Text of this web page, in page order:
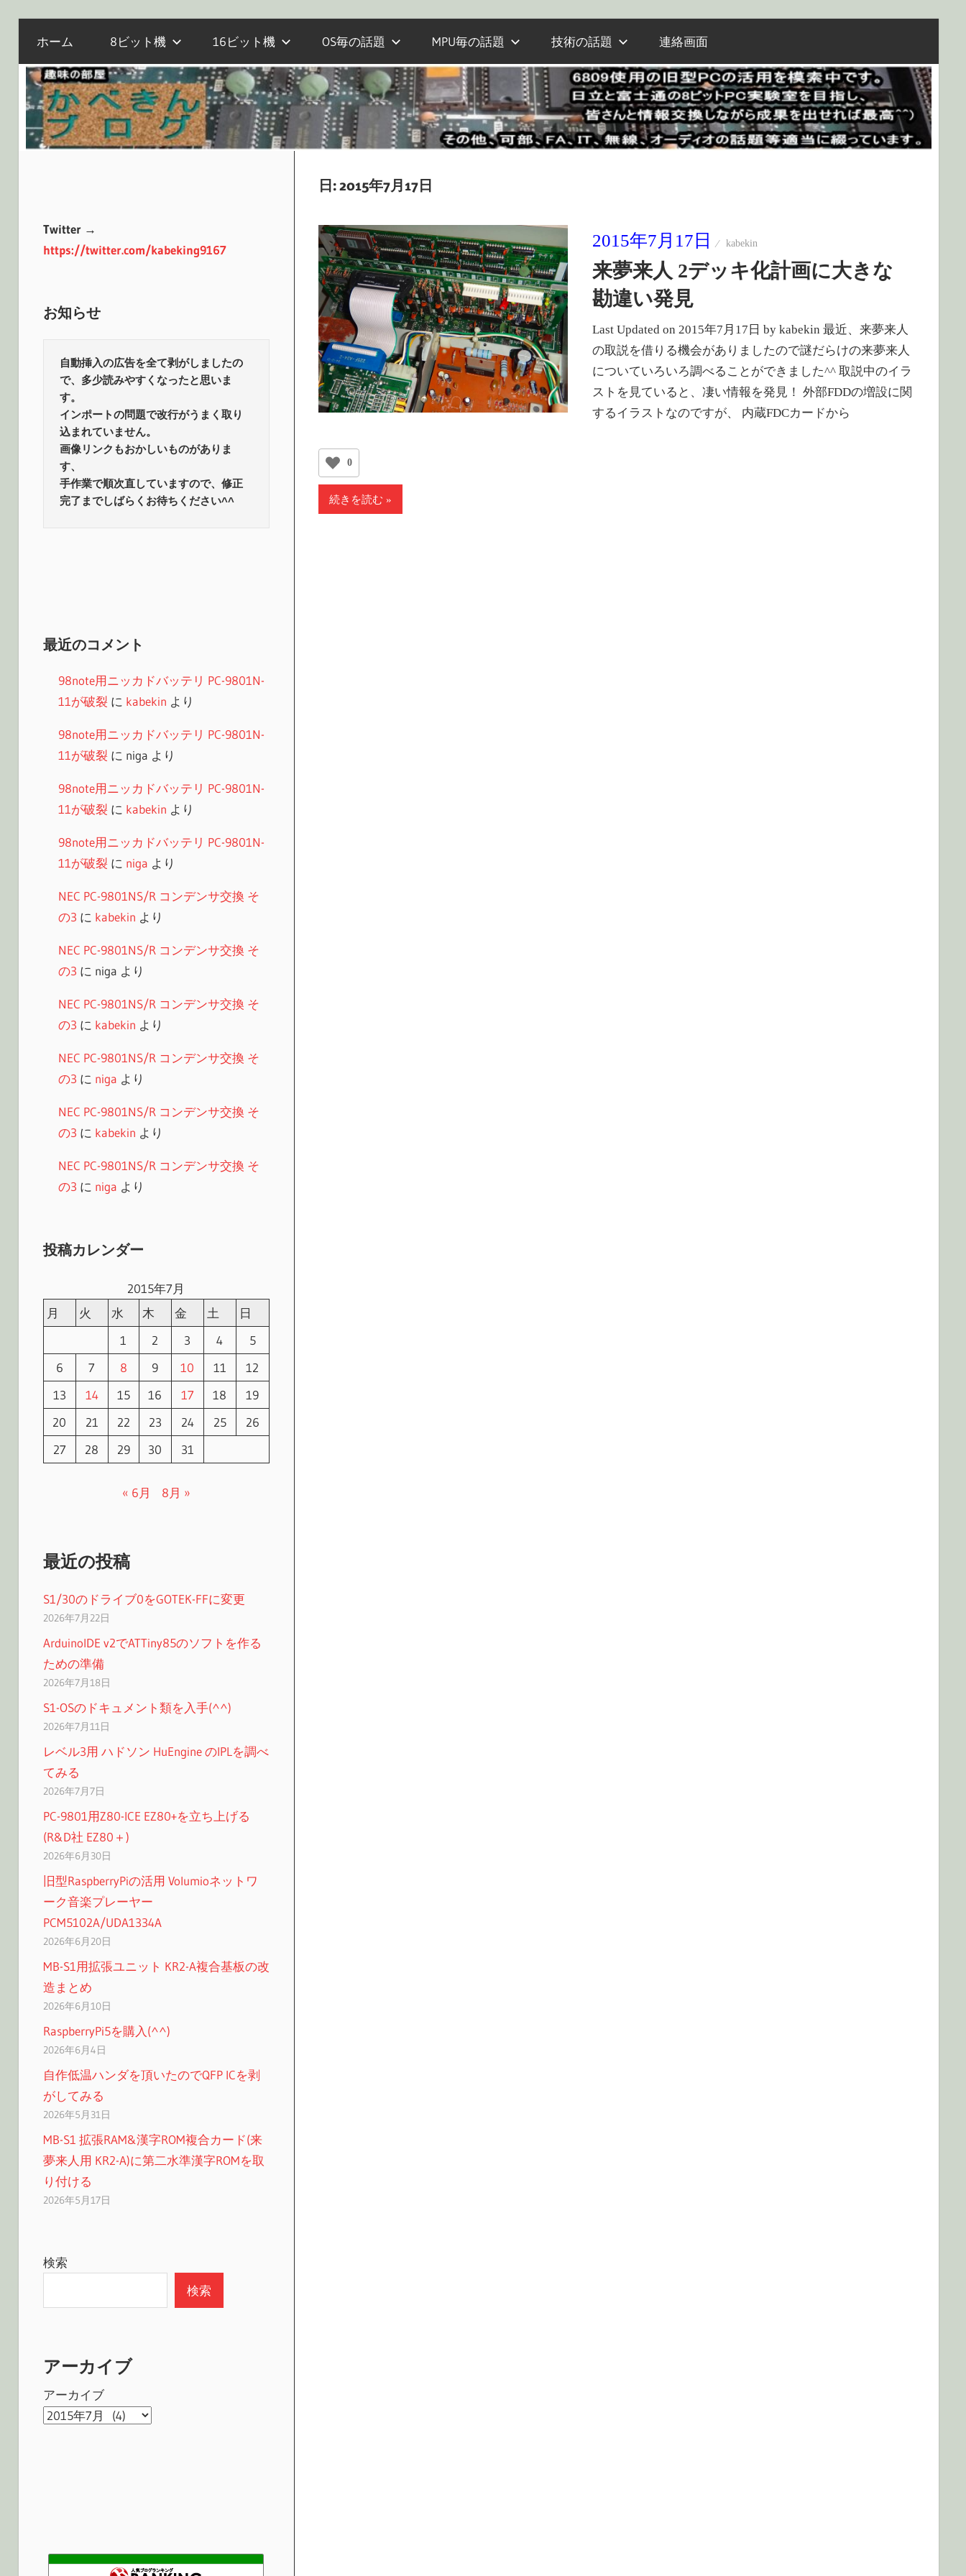
テ
ン
ツ
へ
ス
か
べ
き
ブ
ロ
工
作
と
マ
イ
ホーム 8ビット機 16ビット機 OS毎の話題 MPU毎の話題 技術の話題 連絡画面
日:2015年7月17日
2015年7月17日 kabekin
来夢来人 2デッキ化計画に大きな
勘違い発見
Last Updated on 2015年7月17日 by kabekin 最近、来夢来人
の取説を借りる機会がありましたので謎だらけの来夢来人
についていろいろ調べることができました^^ 取説中のイラ
ストを見ていると、凄い情報を発見！ 外部FDDの増設に関
するイラストなのですが、 内蔵FDCカードから
0
続きを読む
Twitter →
https://twitter.com/kabeking9167
お知らせ
自動挿入の広告を全て剥がしましたの
で、多少読みやすくなったと思いま
す。
インポートの問題で改行がうまく取り
込まれていません。
画像リンクもおかしいものがありま
す、
手作業で順次直していますので、修正
完了までしばらくお待ちください^^
最近のコメント
98note用ニッカドバッテリ PC-9801N-
11が破裂に kabekin より
98note用ニッカドバッテリ PC-9801N-
11が破裂に niga より
98note用ニッカドバッテリ PC-9801N-
11が破裂に kabekin より
98note用ニッカドバッテリ PC-9801N-
11が破裂に niga より
NEC PC-9801NS/R コンデンサ交換 そ
の3 に kabekin より
NEC PC-9801NS/R コンデンサ交換 そ
の3 に niga より
NEC PC-9801NS/R コンデンサ交換 そ
の3 に kabekin より
NEC PC-9801NS/R コンデンサ交換 そ
の3 に niga より
NEC PC-9801NS/R コンデンサ交換 そ
の3 に kabekin より
NEC PC-9801NS/R コンデンサ交換 そ
の3 に niga より
投稿カレンダー
2015年7月
月
火 水 木 金 土
日
1
2 3 4
5
6
7 8 9 10 11
12
13
14 15 16 17 18
19
20
21 22 23 24 25
26
27
28 29 30 31
« 6月 8月 »
最近の投稿
S1/30のドライブ0をGOTEK-FFに変更
2026年7月22日
ArduinoIDE v2でATTiny85のソフトを作る
ための準備
2026年7月18日
S1-OSのドキュメント類を入手(^^)
2026年7月11日
レベル3用 ハドソン HuEngine のIPLを調べ
てみる
2026年7月7日
PC-9801用Z80-ICE EZ80+を立ち上げる
(R&D社 EZ80＋)
2026年6月30日
旧型RaspberryPiの活用 Volumioネットワ
ーク音楽プレーヤー
PCM5102A/UDA1334A
2026年6月20日
MB-S1用拡張ユニット KR2-A複合基板の改
造まとめ
2026年6月10日
RaspberryPi5を購入(^^)
2026年6月4日
自作低温ハンダを頂いたのでQFP ICを剥
がしてみる
2026年5月31日
MB-S1 拡張RAM&漢字ROM複合カード(来
夢来人用 KR2-A)に第二水準漢字ROMを取
り付ける
2026年5月17日
検索
検索
アーカイブ
アーカイブ